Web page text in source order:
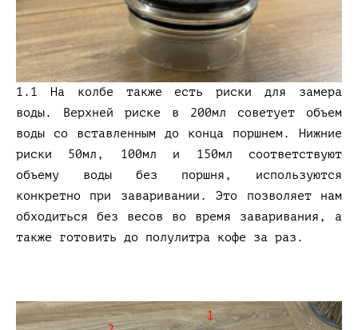
1.1 На колбе также есть риски для замера
воды. Верхней риске в 200мл советует объем
воды со вставленным до конца поршнем. Нижние
риски 50мл, 100мл и 150мл соответствуют
объему воды без поршня, используются
конкретно при заваривании. Это позволяет нам
обходиться без весов во время заваривания, а
также готовить до полулитра кофе за раз.